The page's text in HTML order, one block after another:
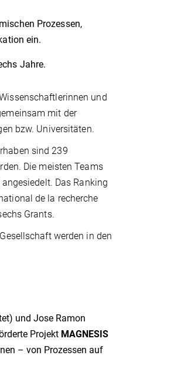
Prozessen,
ein.
Jahre.
und
mit der
bzw. Universitäten.
sind 239
Die meisten Teams
Das Ranking
de la recherche
Grants.
werden in den
und Jose Ramon
Projekt MAGNESIS
– von Prozessen auf